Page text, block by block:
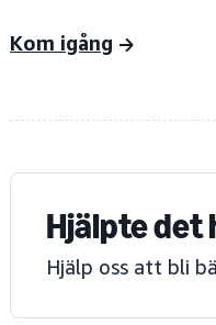
Kom igång
Hjälpte det
Hjälp oss att bli